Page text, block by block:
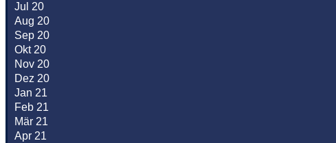
Jul 20
Aug 20
Sep 20
Okt 20
Nov 20
Dez 20
Jan 21
Feb 21
Mär 21
Apr 21